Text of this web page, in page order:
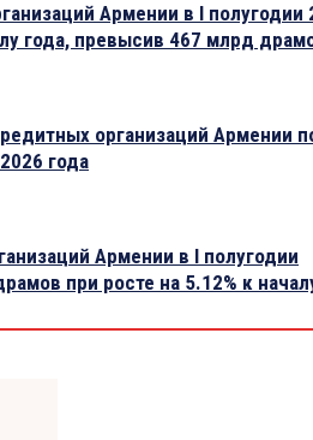
Армении в I полугодии
года, превысив 467 млрд
организаций Армении
года
Армении в I полугодии
при росте на 5.12% к